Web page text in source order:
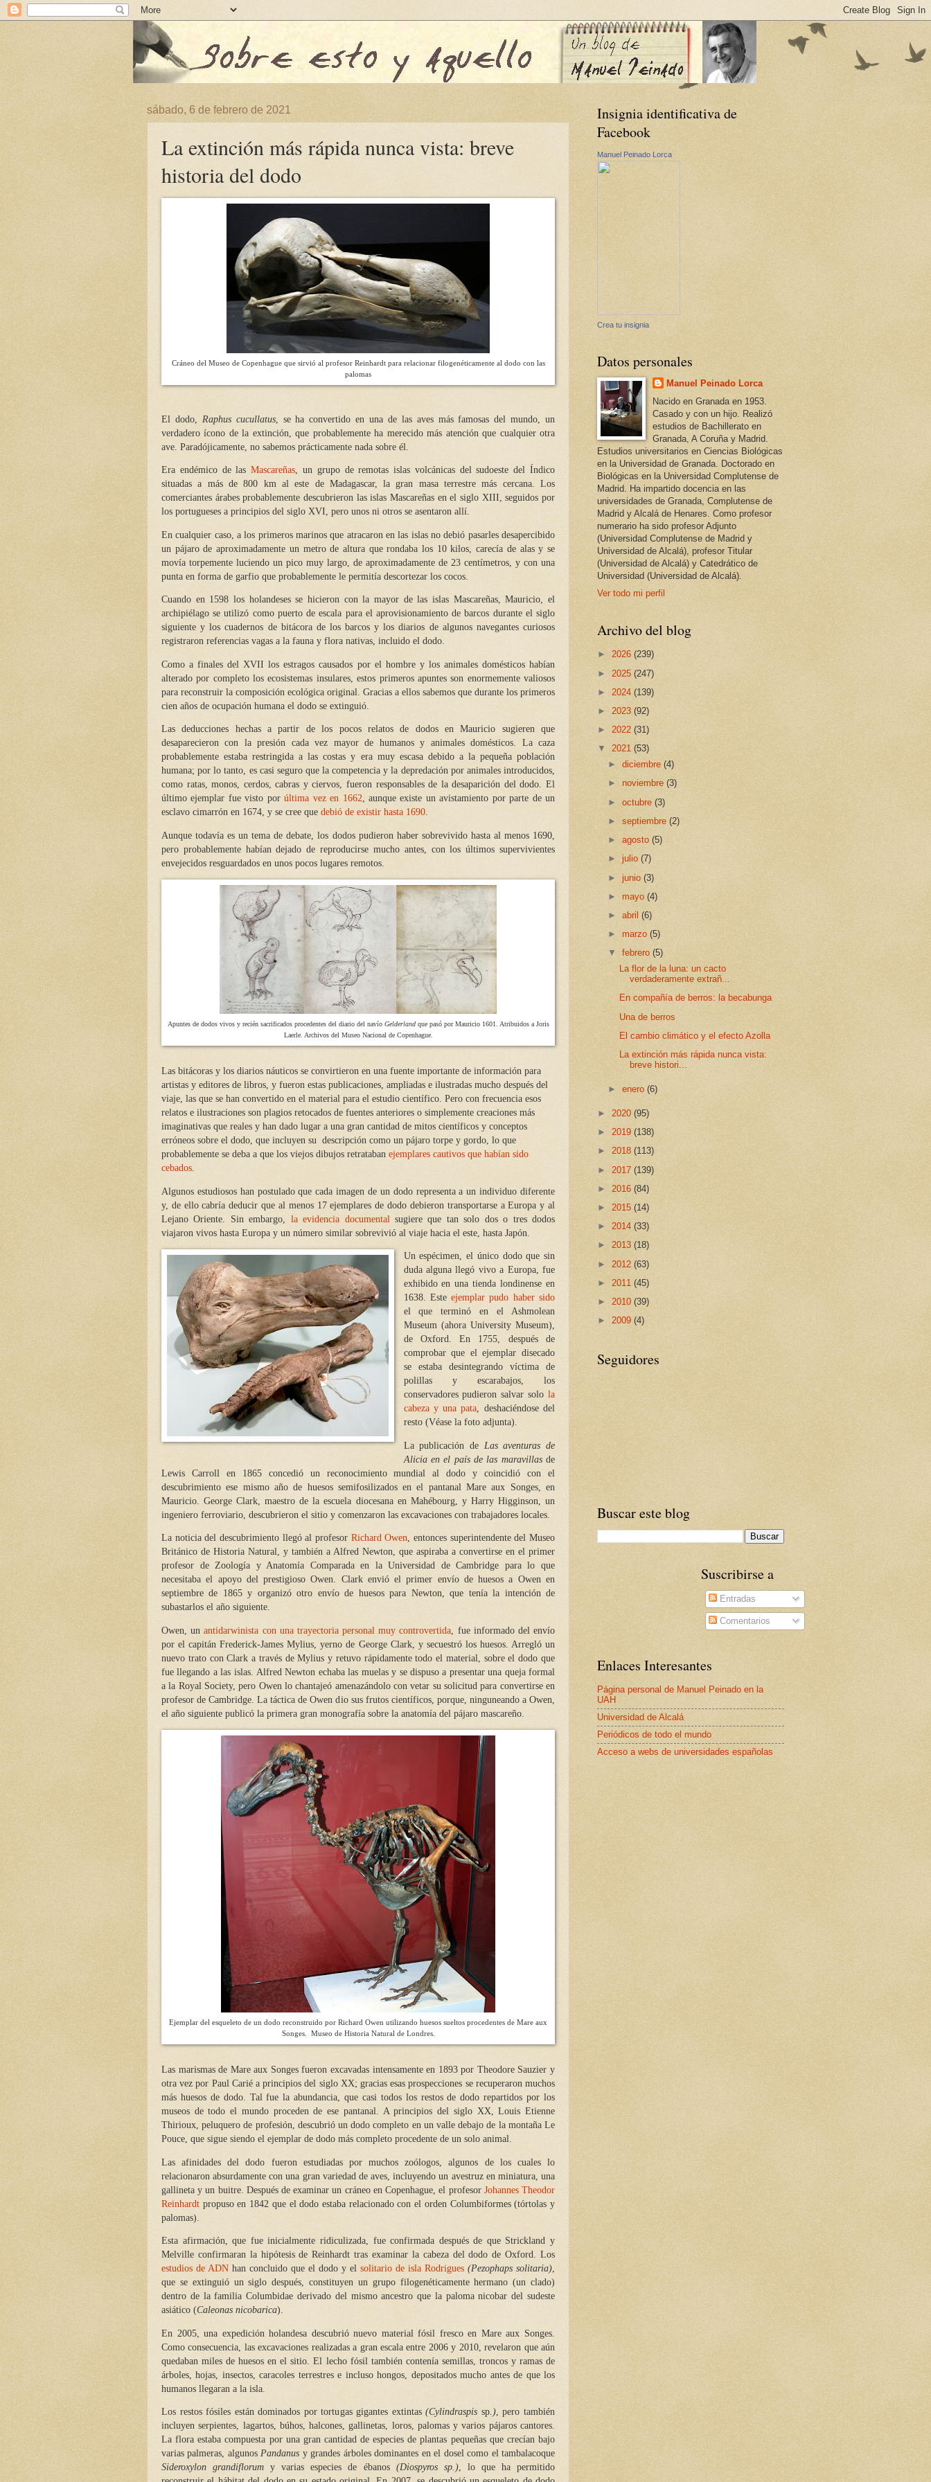
sábado, 6 de febrero de 2021
La extinción más rápida nunca vista: breve
historia del dodo
Cráneo del Museo de Copenhague que sirvió al profesor Reinhardt para relacionar filogenéticamente al dodo con las
palomas
El dodo, Raphus cucullatus, se ha convertido en una de las aves más famosas del mundo, un
verdadero ícono de la extinción, que probablemente ha merecido más atención que cualquier otra
ave. Paradójicamente, no sabemos prácticamente nada sobre él.
Era endémico de lasMascareñas, un grupo de remotas islas volcánicas del sudoeste del Índico
situadas a más de 800 km al este de Madagascar, la gran masa terrestre más cercana. Los
comerciantes árabes probablemente descubrieron las islas Mascareñas en el siglo XIII, seguidos por
los portugueses a principios del siglo XVI, pero unos ni otros se asentaron allí.
En cualquier caso, a los primeros marinos que atracaron en las islas no debió pasarles desapercibido
un pájaro de aproximadamente un metro de altura que rondaba los 10 kilos, carecía de alas y se
movía torpemente luciendo un pico muy largo, de aproximadamente de 23 centímetros, y con una
punta en forma de garfio que probablemente le permitía descortezar los cocos.
Cuando en 1598 los holandeses se hicieron con la mayor de las islas Mascareñas, Mauricio, el
archipiélago se utilizó como puerto de escala para el aprovisionamiento de barcos durante el siglo
siguiente y los cuadernos de bitácora de los barcos y los diarios de algunos navegantes curiosos
registraron referencias vagas a la fauna y flora nativas, incluido el dodo.
Como a finales del XVII los estragos causados por el hombre y los animales domésticos habían
alterado por completo los ecosistemas insulares, estos primeros apuntes son enormemente valiosos
para reconstruir la composición ecológica original. Gracias a ellos sabemos que durante los primeros
cien años de ocupación humana el dodo se extinguió.
Las deducciones hechas a partir de los pocos relatos de dodos en Mauricio sugieren que
desaparecieron con la presión cada vez mayor de humanos y animales domésticos. La caza
probablemente estaba restringida a las costas y era muy escasa debido a la pequeña población
humana; por lo tanto, es casi seguro que la competencia y la depredación por animales introducidos,
como ratas, monos, cerdos, cabras y ciervos, fueron responsables de la desaparición del dodo. El
último ejemplar fue visto porúltima vez en 1662, aunque existe un avistamiento por parte de un
esclavo cimarrón en 1674, y se cree que debió de existir hasta 1690.
Aunque todavía es un tema de debate, los dodos pudieron haber sobrevivido hasta al menos 1690,
pero probablemente habían dejado de reproducirse mucho antes, con los últimos supervivientes
envejecidos resguardados en unos pocos lugares remotos.
Apuntes de dodos vivos y recién sacrificados procedentes del diario del navío Gelderland que pasó por Mauricio 1601. Atribuidos a Joris
Laerle. Archivos del Museo Nacional de Copenhague.
Las bitácoras y los diarios náuticos se convirtieron en una fuente importante de información para
artistas y editores de libros, y fueron estas publicaciones, ampliadas e ilustradas mucho después del
viaje, las que se han convertido en el material para el estudio científico. Pero con frecuencia esos
relatos e ilustraciones son plagios retocados de fuentes anteriores o simplemente creaciones más
imaginativas que reales y han dado lugar a una gran cantidad de mitos científicos y conceptos
erróneos sobre el dodo, que incluyen su descripción como un pájaro torpe y gordo, lo que
probablemente se deba a que los viejos dibujos retrataban ejemplares cautivos que habían sido
cebados.
Algunos estudiosos han postulado que cada imagen de un dodo representa a un individuo diferente
y, de ello cabría deducir que al menos 17 ejemplares de dodo debieron transportarse a Europa y al
Lejano Oriente. Sin embargo, la evidencia documental sugiere que tan solo dos o tres dodos
viajaron vivos hasta Europa y un número similar sobrevivió al viaje hacia el este, hasta Japón.
Un espécimen, el único dodo que sin
duda alguna llegó vivo a Europa, fue
exhibido en una tienda londinense en
1638. Esteejemplar pudo haber sido
el que terminó en el Ashmolean
Museum (ahora University Museum),
de Oxford. En 1755, después de
comprobar que el ejemplar disecado
se estaba desintegrando víctima de
polillas y escarabajos, los
conservadores pudieron salvar solo la
cabeza y una pata, deshaciéndose del
resto (Véase la foto adjunta).
La publicación de Las aventuras de
Alicia en el país de las maravillasde
Lewis Carroll en 1865 concedió un reconocimiento mundial al dodo y coincidió con el
descubrimiento ese mismo año de huesos semifosilizados en el pantanal Mare aux Songes, en
Mauricio. George Clark, maestro de la escuela diocesana en Mahébourg, y Harry Higginson, un
ingeniero ferroviario, descubrieron el sitio y comenzaron las excavaciones con trabajadores locales.
La noticia del descubrimiento llegó al profesor Richard Owen, entonces superintendente del Museo
Británico de Historia Natural, y también a Alfred Newton, que aspiraba a convertirse en el primer
profesor de Zoología y Anatomía Comparada en la Universidad de Cambridge para lo que
necesitaba el apoyo del prestigioso Owen. Clark envió el primer envío de huesos a Owen en
septiembre de 1865 y organizó otro envío de huesos para Newton, que tenía la intención de
subastarlos el año siguiente.
Owen, unantidarwinista con una trayectoria personal muy controvertida , fue informado del envío
por el capitán Frederick-James Mylius, yerno de George Clark, y secuestró los huesos. Arregló un
nuevo trato con Clark a través de Mylius y retuvo rápidamente todo el material, sobre el dodo que
fue llegando a las islas. Alfred Newton echaba las muelas y se dispuso a presentar una queja formal
a la Royal Society, pero Owen lo chantajeó amenazándolo con vetar su solicitud para convertirse en
profesor de Cambridge. La táctica de Owen dio sus frutos científicos, porque, ninguneando a Owen,
el año siguiente publicó la primera gran monografía sobre la anatomía del pájaro mascareño.
Ejemplar del esqueleto de un dodo reconstruido por Richard Owen utilizando huesos sueltos procedentes de Mare aux
Songes. Museo de Historia Natural de Londres.
Las marismas de Mare aux Songes fueron excavadas intensamente en 1893 por Theodore Sauzier y
otra vez por Paul Carié a principios del siglo XX; gracias esas prospecciones se recuperaron muchos
más huesos de dodo. Tal fue la abundancia, que casi todos los restos de dodo repartidos por los
museos de todo el mundo proceden de ese pantanal. A principios del siglo XX, Louis Etienne
Thirioux, peluquero de profesión, descubrió un dodo completo en un valle debajo de la montaña Le
Pouce, que sigue siendo el ejemplar de dodo más completo procedente de un solo animal.
Las afinidades del dodo fueron estudiadas por muchos zoólogos, algunos de los cuales lo
relacionaron absurdamente con una gran variedad de aves, incluyendo un avestruz en miniatura, una
gallineta y un buitre. Después de examinar un cráneo en Copenhague, el profesor Johannes Theodor
Reinhardt propuso en 1842 que el dodo estaba relacionado con el orden Columbiformes (tórtolas y
palomas).
Esta afirmación, que fue inicialmente ridiculizada, fue confirmada después de que Strickland y
Melville confirmaran la hipótesis de Reinhardt tras examinar la cabeza del dodo de Oxford. Los
estudios de ADN han concluido que el dodo y el solitario de isla Rodrigues (Pezophaps solitaria),
que se extinguió un siglo después, constituyen un grupo filogenéticamente hermano (un clado)
dentro de la familia Columbidae derivado del mismo ancestro que la paloma nicobar del sudeste
asiático (Caleonas nicobarica).
En 2005, una expedición holandesa descubrió nuevo material fósil fresco en Mare aux Songes.
Como consecuencia, las excavaciones realizadas a gran escala entre 2006 y 2010, revelaron que aún
quedaban miles de huesos en el sitio. El lecho fósil también contenía semillas, troncos y ramas de
árboles, hojas, insectos, caracoles terrestres e incluso hongos, depositados mucho antes de que los
humanos llegaran a la isla.
Los restos fósiles están dominados por tortugas gigantes extintas(Cylindraspis sp.), pero también
incluyen serpientes, lagartos, búhos, halcones, gallinetas, loros, palomas y varios pájaros cantores.
La flora estaba compuesta por una gran cantidad de especies de plantas pequeñas que crecían bajo
varias palmeras, algunosPandanus y grandes árboles dominantes en el dosel como el tambalacoque
Sideroxylon grandiflorum y varias especies de ébanos (Diospyros sp.), lo que ha permitido
Insignia identificativa de
Facebook
Manuel Peinado Lorca
Crea tu insignia
Datos personales
Manuel Peinado Lorca
Nacido en Granada en 1953.
Casado y con un hijo. Realizó
estudios de Bachillerato en
Granada, A Coruña y Madrid.
Estudios universitarios en Ciencias Biológicas
en la Universidad de Granada. Doctorado en
Biológicas en la Universidad Complutense de
Madrid. Ha impartido docencia en las
universidades de Granada, Complutense de
Madrid y Alcalá de Henares. Como profesor
numerario ha sido profesor Adjunto
(Universidad Complutense de Madrid y
Universidad de Alcalá), profesor Titular
(Universidad de Alcalá) y Catedrático de
Universidad (Universidad de Alcalá).
Ver todo mi perfil
Archivo del blog
► 2026 (239)
► 2025 (247)
► 2024 (139)
► 2023 (92)
► 2022 (31)
▼ 2021 (53)
►diciembre(4)
►noviembre(3)
►octubre(3)
►septiembre(2)
►agosto(5)
►julio(7)
►junio(3)
►mayo(4)
►abril(6)
►marzo(5)
▼febrero(5)
La flor de la luna: un cacto
verdaderamente extrañ...
En compañía de berros: la becabunga
Una de berros
El cambio climático y el efecto Azolla
La extinción más rápida nunca vista:
breve histori...
►enero(6)
► 2020 (95)
► 2019 (138)
► 2018 (113)
► 2017 (139)
► 2016 (84)
► 2015 (14)
► 2014 (33)
► 2013 (18)
► 2012 (63)
► 2011 (45)
► 2010 (39)
► 2009 (4)
Seguidores
Buscar este blog
Suscribirse a
Entradas
Comentarios
Enlaces Interesantes
Página personal de Manuel Peinado en la
UAH
Universidad de Alcalá
Periódicos de todo el mundo
Acceso a webs de universidades españolas